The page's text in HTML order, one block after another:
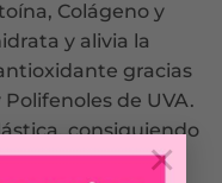
×
Colágeno y
y alivia la
gracias
de UVA.
consiguiendo